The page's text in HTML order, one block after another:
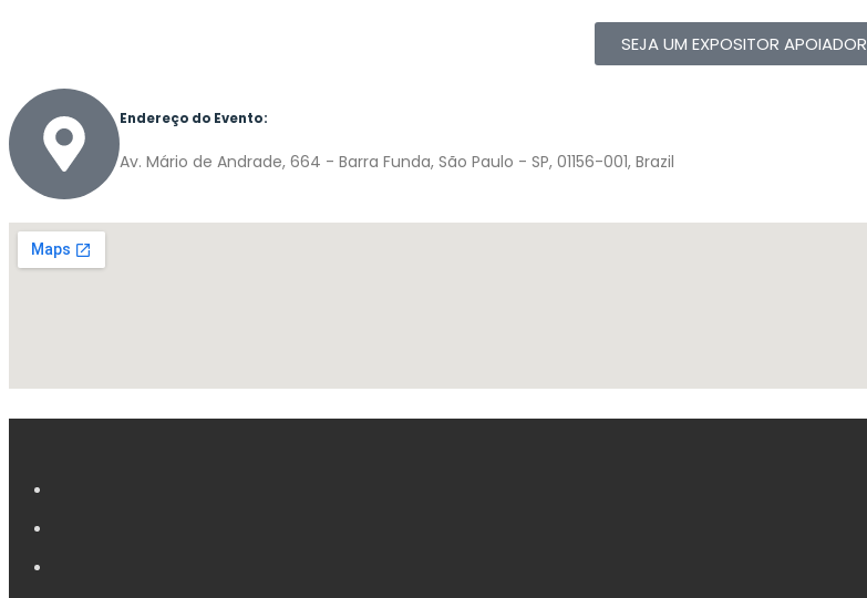
SEJA UM EXPOSITOR APOIADOR
Endereço do Evento:
Av. Mário de Andrade, 664 - Barra Funda, São Paulo - SP, 01156-001, Brazil